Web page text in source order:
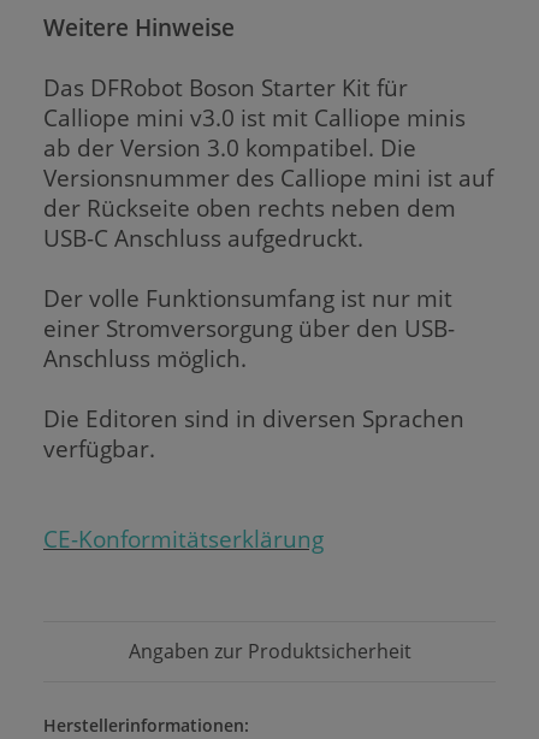
Weitere Hinweise
Das DFRobot Boson Starter Kit für
Calliope mini v3.0 ist mit Calliope minis
ab der Version 3.0 kompatibel. Die
Versionsnummer des Calliope mini ist auf
der Rückseite oben rechts neben dem
USB-C Anschluss aufgedruckt.
Der volle Funktionsumfang ist nur mit
einer Stromversorgung über den USB-
Anschluss möglich.
Die Editoren sind in diversen Sprachen
verfügbar.
CE-Konformitätserklärung
Angaben zur Produktsicherheit
Herstellerinformationen: